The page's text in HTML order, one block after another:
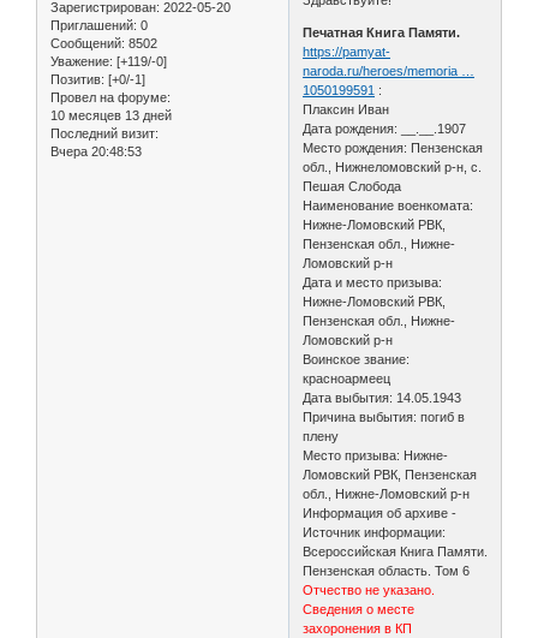
Зарегистрирован: 2022-05-20
Приглашений: 0
Сообщений: 8502
Уважение: [+119/-0]
Позитив: [+0/-1]
Провел на форуме:
10 месяцев 13 дней
Последний визит:
Вчера 20:48:53
Печатная Книга Памяти.
https://pamyat-
naroda.ru/heroes/memoria …
1050199591 :
Плаксин Иван
Дата рождения: __.__.1907
Место рождения: Пензенская
обл., Нижнеломовский р-н, с.
Пешая Слобода
Наименование военкомата:
Нижне-Ломовский РВК,
Пензенская обл., Нижне-
Ломовский р-н
Дата и место призыва:
Нижне-Ломовский РВК,
Пензенская обл., Нижне-
Ломовский р-н
Воинское звание:
красноармеец
Дата выбытия: 14.05.1943
Причина выбытия: погиб в
плену
Место призыва: Нижне-
Ломовский РВК, Пензенская
обл., Нижне-Ломовский р-н
Информация об архиве -
Источник информации:
Всероссийская Книга Памяти.
Пензенская область. Том 6
Отчество не указано.
Сведения о месте
захоронения в КП